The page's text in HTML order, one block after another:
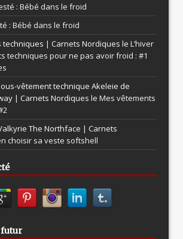
: Bébé dans le froid
: Bébé dans le froid
techniques | Carnets Nordiques le L’hiver
techniques pour ne pas avoir froid : #1
vêtement technique Akeleie de
| Carnets Nordiques le Mes vêtements
The Northface | Carnets
choisir sa veste softshell
futur